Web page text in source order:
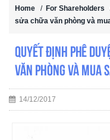
Home / For Shareholders
sửa chữa văn phòng và
Quyết định phê
văn phòng và mua
14/12/2017